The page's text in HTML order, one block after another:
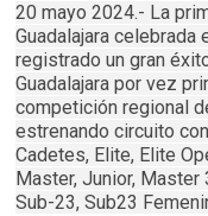
20 mayo 2024.- La
Guadalajara
registrado un gran
Guadalajara por vez
competición regional
estrenando circuito
Cadetes, Elite, Elite
Master, Junior,
Sub-23, Sub23